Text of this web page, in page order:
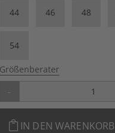
44 46 48
54
Größenberater
-
IN DEN WARENKORB